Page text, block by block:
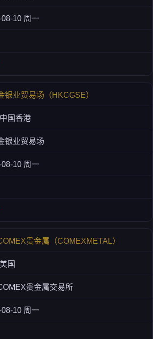
10 周一
银业贸易场（HKCGSE）
国香港
银业贸易场
10 周一
贵金属（COMEXMETAL）
国
贵金属交易所
10 周一